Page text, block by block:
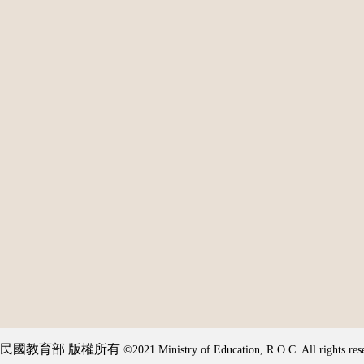
國教育部 版權所有 ©2021 Ministry of Education, R.O.C. All rights